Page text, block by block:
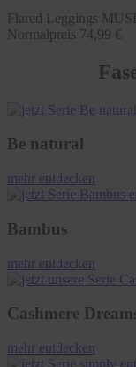
Flared Leggings
Normalpreis 74,99 €
Be natural
mehr entdecken
Bambus
mehr entdecken
Cashmere
mehr entdecken